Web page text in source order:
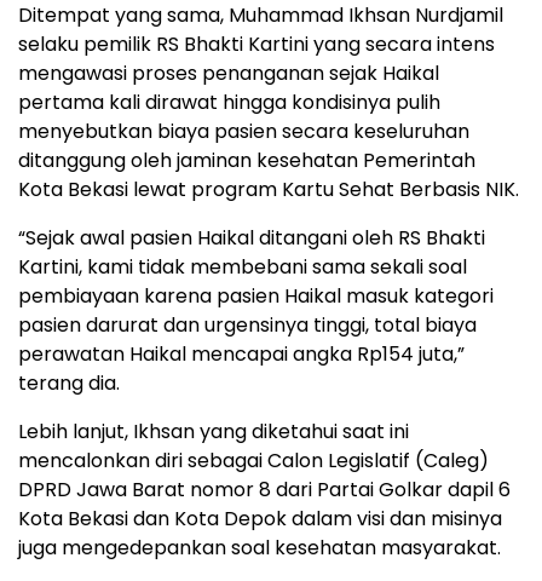
Ditempat yang sama, Muhammad Ikhsan Nurdjamil
selaku pemilik RS Bhakti Kartini yang secara intens
mengawasi proses penanganan sejak Haikal
pertama kali dirawat hingga kondisinya pulih
menyebutkan biaya pasien secara keseluruhan
ditanggung oleh jaminan kesehatan Pemerintah
Kota Bekasi lewat program Kartu Sehat Berbasis NIK.
“Sejak awal pasien Haikal ditangani oleh RS Bhakti
Kartini, kami tidak membebani sama sekali soal
pembiayaan karena pasien Haikal masuk kategori
pasien darurat dan urgensinya tinggi, total biaya
perawatan Haikal mencapai angka Rp154 juta,”
terang dia.
Lebih lanjut, Ikhsan yang diketahui saat ini
mencalonkan diri sebagai Calon Legislatif (Caleg)
DPRD Jawa Barat nomor 8 dari Partai Golkar dapil 6
Kota Bekasi dan Kota Depok dalam visi dan misinya
juga mengedepankan soal kesehatan masyarakat.